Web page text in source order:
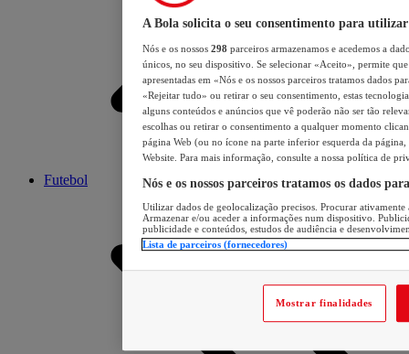
Futebol
A Bola solicita o seu consentimento para utilizar
Nós e os nossos 298 parceiros armazenamos e acedemos a
únicos, no seu dispositivo. Se selecionar «Aceito», permite
apresentadas em «Nós e os nossos parceiros tratamos dados
«Rejeitar tudo» ou retirar o seu consentimento, estas
alguns conteúdos e anúncios que vê poderão não ser tão
escolhas ou retirar o consentimento a qualquer momento
página Web (ou no ícone na parte inferior esquerda da página,
Website. Para mais informação, consulte a nossa política de
Nós e os nossos parceiros tratamos os dados
Utilizar dados de geolocalização precisos. Procurar
Armazenar e/ou aceder a informações num dispositivo.
publicidade e conteúdos, estudos de audiência e
Lista de parceiros (fornecedores)
Mostrar finalidades